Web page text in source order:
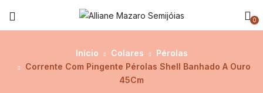
0
Início Colares
Pérolas
Corrente Com Pingente Pérolas Shell Banhado A Ouro
45Cm